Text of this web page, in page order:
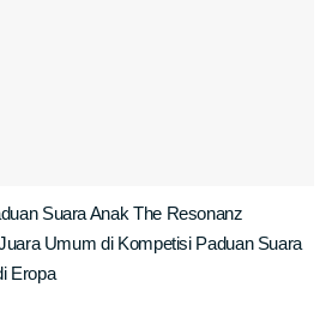
Suara Anak The Resonanz
Umum di Kompetisi Paduan Suara
Eropa